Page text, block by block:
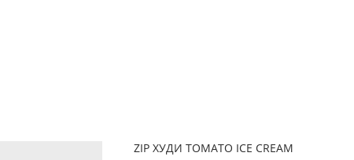
ZIP ХУДИ TOMATO ICE CREAM